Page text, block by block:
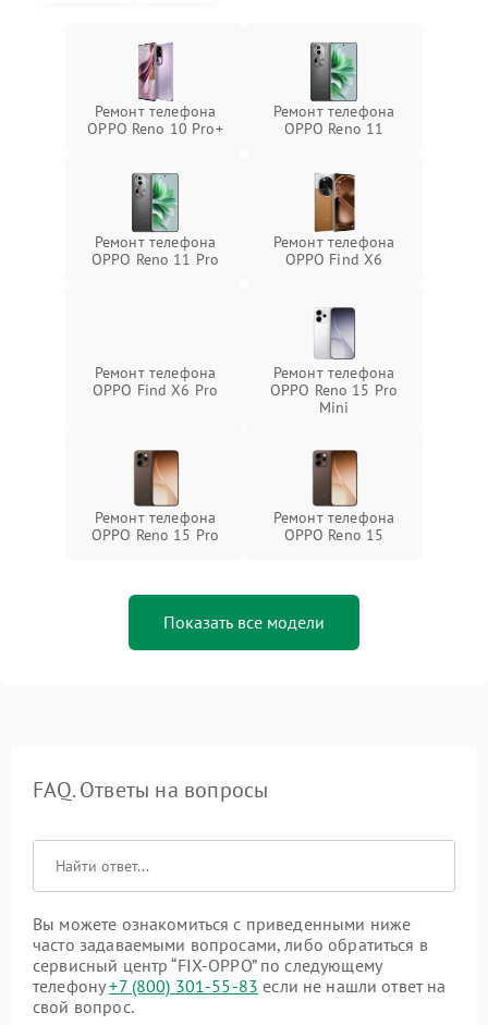
Ремонт телефона
OPPO Reno 10 Pro+
Ремонт телефона
OPPO Reno 11
Ремонт телефона
OPPO Reno 11 Pro
Ремонт телефона
OPPO Find X6
Ремонт телефона
OPPO Find X6 Pro
Ремонт телефона
OPPO Reno 15 Pro
Mini
Ремонт телефона
OPPO Reno 15 Pro
Ремонт телефона
OPPO Reno 15
Показать все модели
FAQ. Ответы на вопросы
Вы можете ознакомиться с приведенными ниже
часто задаваемыми вопросами, либо обратиться в
сервисный центр “FIX-OPPO” по следующему
телефону+7 (800) 301-55-83 если не нашли ответ на
свой вопрос.